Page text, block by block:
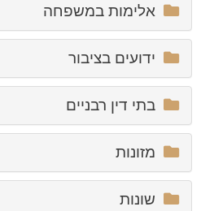
אלימות במשפחה
ידועים בציבור
בתי דין רבניים
מזונות
שונות